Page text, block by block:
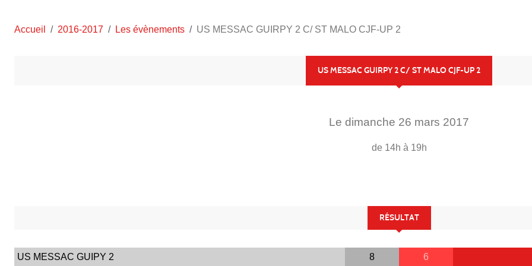
Accueil 2016-2017 Les évènements US MESSAC GUIRPY 2 C/ ST MALO CJF-UP 2
US MESSAC GUIRPY 2 C/ ST MALO CJF-UP 2
Le dimanche 26 mars 2017
de 14h à 19h
RÉSULTAT
US MESSAC GUIPY 2 8 6